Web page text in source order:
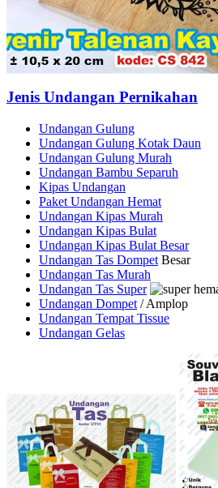
Jenis Undangan Pernikahan
Undangan Gulung
Undangan Gulung Kotak Daun
Undangan Gulung Murah
Undangan Bambu Separuh
Kipas Undangan
Paket Undangan Hemat
Undangan Kipas Murah
Undangan Kipas Bulat
Undangan Kipas Bulat Besar
Undangan Tas Dompet Besar
Undangan Tas Murah
Undangan Tas Super
Undangan Dompet / Amplop
Undangan Tempat Tissue
Undangan Gelas